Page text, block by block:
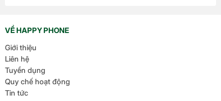
sàng […]
VỀ HAPPY PHONE
Giới thiệu
Liên hệ
Tuyển dụng
Quy chế hoạt động
Tin tức